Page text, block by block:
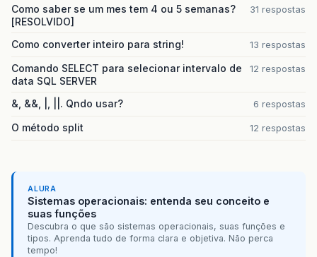
Como saber se um mes tem 4 ou 5 semanas?
[RESOLVIDO]
31 respostas
Como converter inteiro para string! 13 respostas
Comando SELECT para selecionar intervalo de
data SQL SERVER
12 respostas
&, &&, |, ||. Qndo usar? 6 respostas
O método split 12 respostas
ALURA
Sistemas operacionais: entenda seu conceito e
suas funções
Descubra o que são sistemas operacionais, suas funções e
tipos. Aprenda tudo de forma clara e objetiva. Não perca
tempo!